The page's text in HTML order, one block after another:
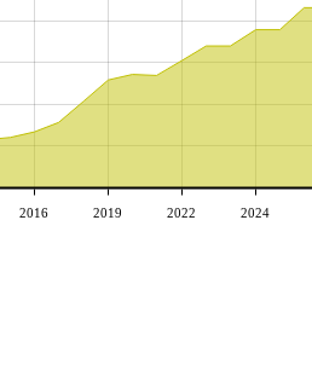
2016 2019 2022 2024